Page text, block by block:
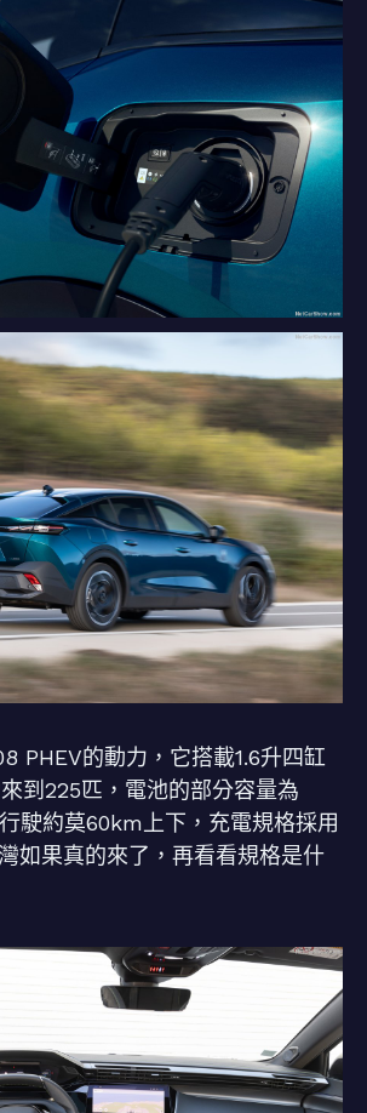
PHEV的動力，它搭載1.6升四缸
到225匹，電池的部分容量為
駛約莫60km上下，充電規格採用
如果真的來了，再看看規格是什